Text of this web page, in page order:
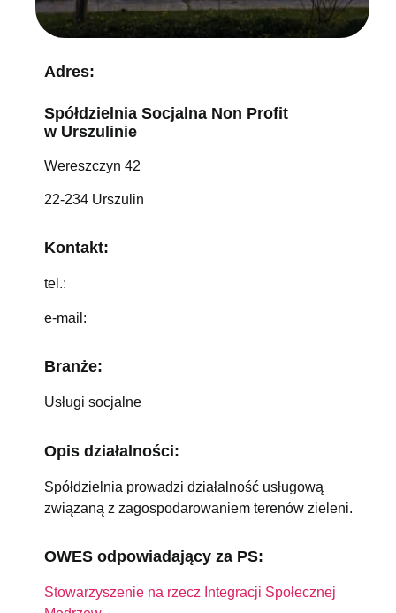
Adres:
Spółdzielnia Socjalna Non Profit
w Urszulinie
Wereszczyn 42
22-234 Urszulin
Kontakt:
tel.:
e-mail:
Branże:
Usługi socjalne
Opis działalności:
Spółdzielnia prowadzi działalność usługową
związaną z zagospodarowaniem terenów zieleni.
OWES odpowiadający za PS:
Stowarzyszenie na rzecz Integracji Społecznej